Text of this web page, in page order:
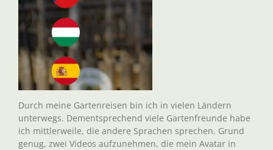
Durch meine Gartenreisen bin ich in vielen Ländern
unterwegs. Dementsprechend viele Gartenfreunde habe
ich mittlerweile, die andere Sprachen sprechen. Grund
genug, zwei Videos aufzunehmen, die mein Avatar in